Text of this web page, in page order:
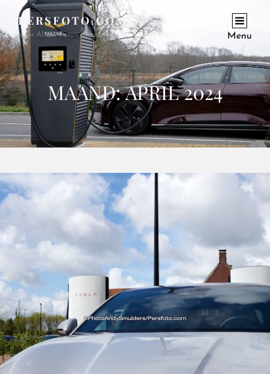
PERSFOTO.COM
Voor Al Uw Fotowerkzaamheden En Opdrachten Menu
MAAND:APRIL 2024